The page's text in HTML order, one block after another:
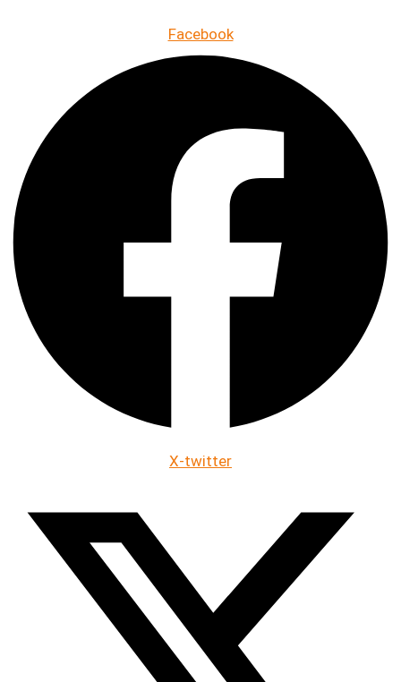
Facebook
X-twitter